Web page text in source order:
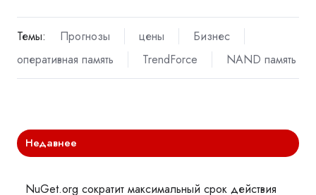
Темы: Прогнозы цены
Бизнес
оперативная память
TrendForce NAND память
Недавнее
NuGet.org сократит максимальный срок действия